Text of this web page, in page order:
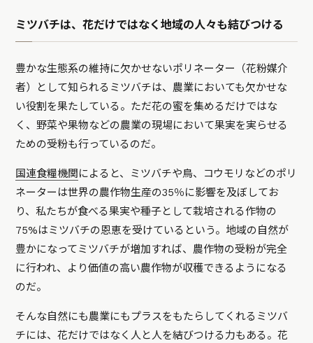
ミツバチは、花だけではなく地域の人々も結びつける
豊かな生態系の維持に欠かせないポリネーター（花粉媒介
者）として知られるミツバチは、農業においても欠かせな
い役割を果たしている。ただ花の蜜を集めるだけではな
く、野菜や果物などの農業の現場において果実を実らせる
ための受粉も行っているのだ。
国連食糧機関によると、ミツバチや鳥、コウモリなどのポリ
ネーターは世界の農作物生産の35％に影響を及ぼしてお
り、私たちが食べる果実や種子として栽培される作物の
75%はミツバチの恩恵を受けているという。地域の自然が
豊かになってミツバチが増加すれば、農作物の受粉が完全
に行われ、より価値の高い農作物が収穫できるようになる
のだ。
そんな自然にも農業にもプラスをもたらしてくれるミツバ
チには、花だけではなく人と人を結びつける力もある。花